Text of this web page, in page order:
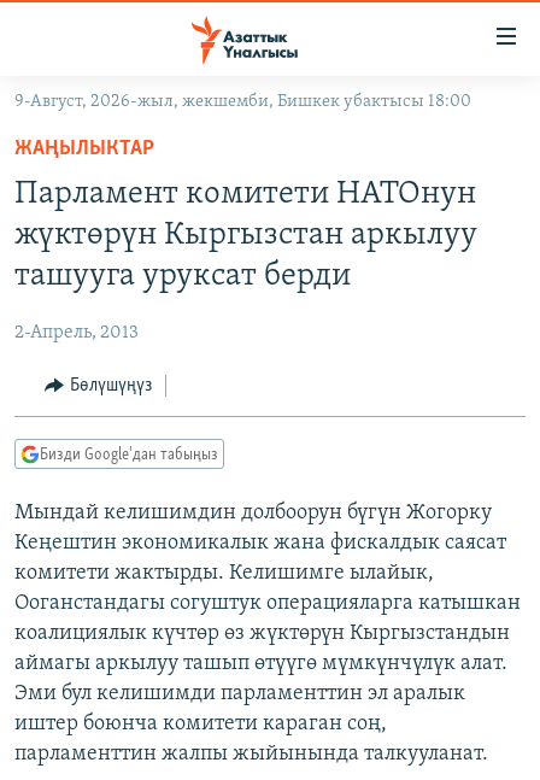
Навигацияга
өтүңүз
Издөөгө
салыңызКЫРГЫЗСТАН
МАДАНИЯТ
ДҮЙНӨ
УКРАИНА
ТВ ПРОГРАММАЛАР
БҮГҮН АЗАТТЫКТА
ДАНИСТЕ
АЗАТТЫК+
ЫҢГАЙСЫЗ СУРООЛОР
ПОДКАСТ
ЭЕ/АРнун бардык сайттары
9-Август, 2026-жыл, жекшемби, Бишкек убактысы 18:00
ЖАҢЫЛЫКТАР
Парламент комитети НАТОнун
жүктөрүн Кыргызстан аркылуу
ташууга уруксат берди
2-Апрель, 2013
Бөлүшүңүз
Бизди Google'дан табыңыз
Мындай келишимдин долбоорун бүгүн Жогорку
Кеңештин экономикалык жана фискалдык саясат
комитети жактырды. Келишимге ылайык,
Ооганстандагы согуштук операцияларга катышкан
коалициялык күчтөр өз жүктөрүн Кыргызстандын
аймагы аркылуу ташып өтүүгө мүмкүнчүлүк алат.
Эми бул келишимди парламенттин эл аралык
иштер боюнча комитети караган соң,
парламенттин жалпы жыйынында талкууланат.